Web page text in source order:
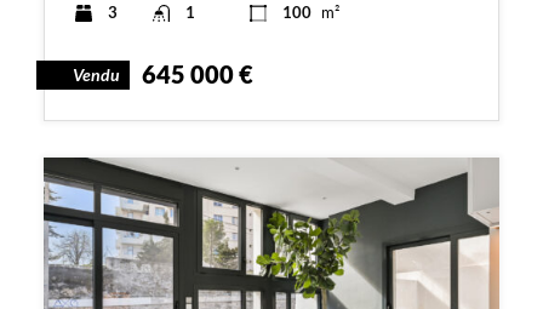
3 1 100 m²
Vendu 645 000 €